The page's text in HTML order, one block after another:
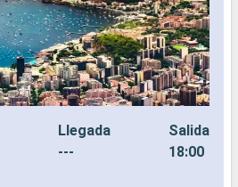
Llegada
---
Salida
18:00